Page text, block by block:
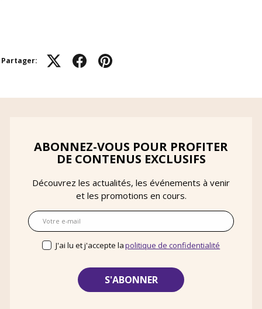
Partager:
ABONNEZ-VOUS POUR PROFITER
DE CONTENUS EXCLUSIFS
Découvrez les actualités, les événements à venir
et les promotions en cours.
E-mail
J'ai lu et j'accepte lapolitique de confidentialité